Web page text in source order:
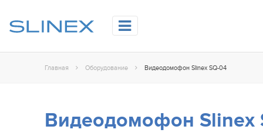
Главная Оборудование Видеодомофон Slinex SQ-04
Видеодомофон Slinex